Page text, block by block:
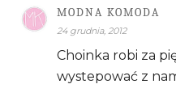
MODNA KOMODA
24 grudnia, 2012
Choinka robi za
wystepować z